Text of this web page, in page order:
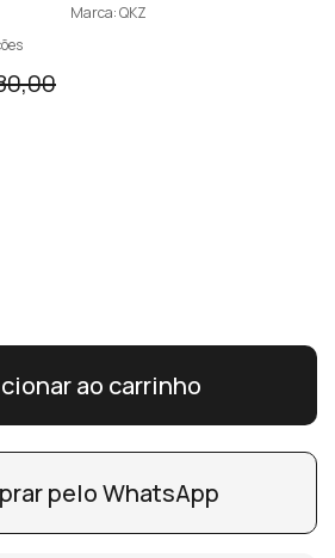
Marca: QKZ
ao carrinho
pelo WhatsApp